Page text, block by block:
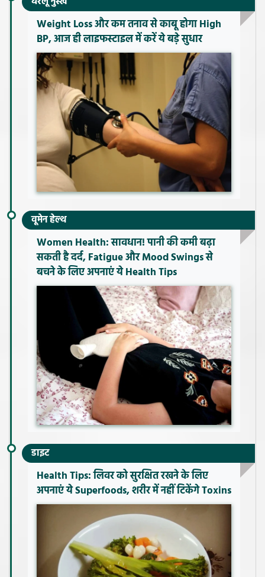
Weight Loss और कम तनाव से काबू होगा High
BP, आज ही लाइफस्टाइल में करें ये बड़े सुधार
वूमेन हेल्थ
Women Health: सावधान! पानी की कमी बढ़ा
सकती है दर्द, Fatigue और Mood Swings से
बचने के लिए अपनाएं ये Health Tips
डाइट
Health Tips: लिवर को सुरक्षित रखने के लिए
अपनाएं ये Superfoods, शरीर में नहीं टिकेंगे Toxins